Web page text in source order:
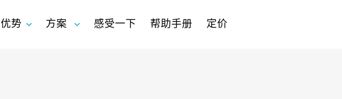
优势 方案 感受一下 帮助手册 定价